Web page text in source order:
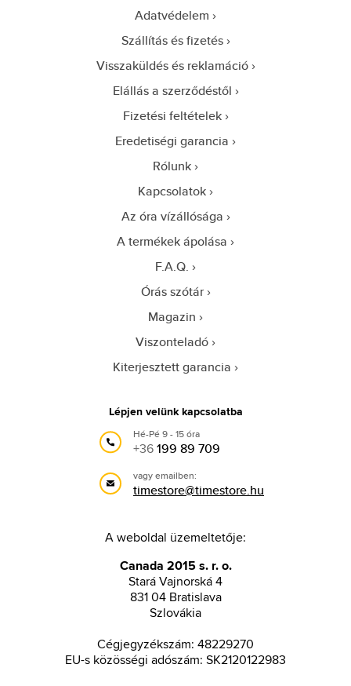
Adatvédelem
Szállítás és fizetés
Visszaküldés és reklamáció
Elállás a szerződéstől
Fizetési feltételek
Eredetiségi garancia
Rólunk
Kapcsolatok
Az óra vízállósága
A termékek ápolása
F.A.Q.
Órás szótár
Magazin
Viszonteladó
Kiterjesztett garancia
Lépjen velünk kapcsolatba
Hé-Pé 9 - 15 óra
+36199 89 709
vagy emailben:
timestore@timestore.hu
A weboldal üzemeltetője:
Canada 2015 s. r. o.
Stará Vajnorská 4
831 04 Bratislava
Szlovákia
Cégjegyzékszám: 48229270
EU-s közösségi adószám: SK2120122983